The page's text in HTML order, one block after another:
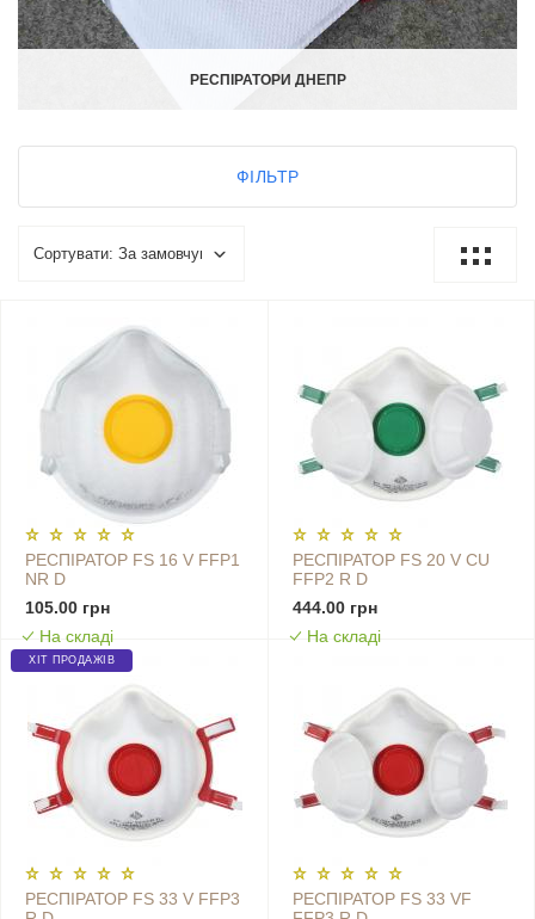
РЕСПІРАТОРИ ДНЕПР
ФІЛЬТР
РЕСПІРАТОР FS 16 V FFP1
NR D
105.00 грн
На складі
РЕСПІРАТОР FS 20 V CU
FFP2 R D
444.00 грн
На складі
ХІТ ПРОДАЖІВ
РЕСПІРАТОР FS 33 V FFP3
РЕСПІРАТОР FS 33 VF